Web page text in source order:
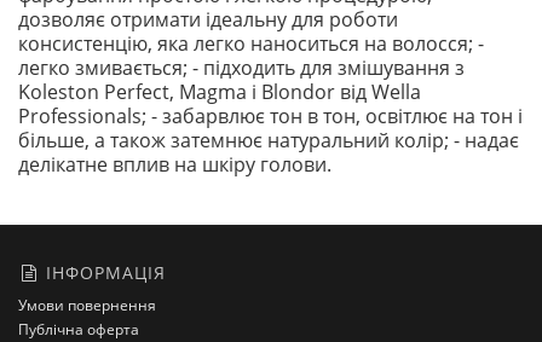
дозволяє отримати ідеальну для роботи
консистенцію, яка легко наноситься на волосся; -
легко змивається; - підходить для змішування з
Koleston Perfect, Magma і Blondor від Wella
Professionals; - забарвлює тон в тон, освітлює на тон і
більше, а також затемнює натуральний колір; - надає
делікатне вплив на шкіру голови.
ІНФОРМАЦІЯ
Умови повернення
Публічна оферта